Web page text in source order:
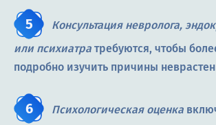
Консультация невролога,
или психиатра требуются, чтобы
подробно изучить причины
Психологическая оценка